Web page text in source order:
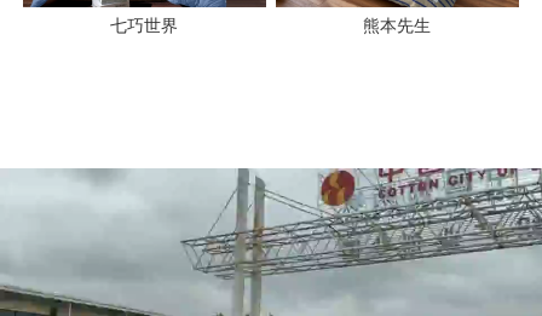
七巧世界 熊本先生